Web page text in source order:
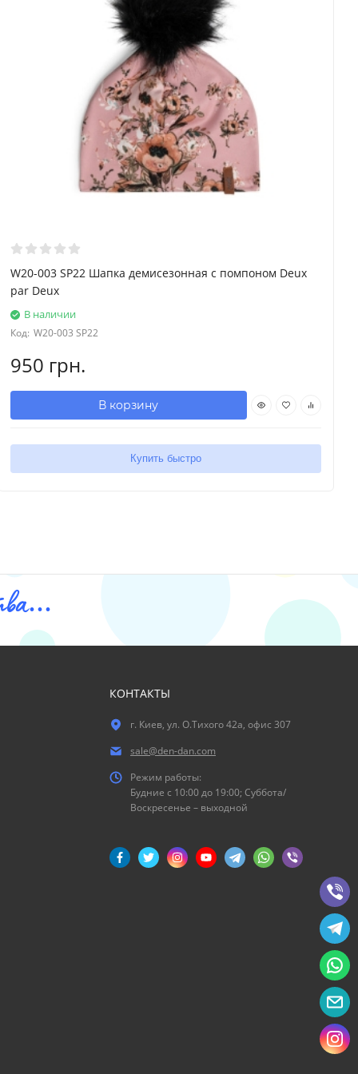
W20-003 SP22 Шапка демисезонная с помпоном Deux
par Deux
В наличии
Код: W20-003 SP22
950 грн.
В корзину
Купить быстро
КОНТАКТЫ
г. Киев, ул. О.Тихого 42а, офис 307
sale@den-dan.com
Режим работы:
Будние c 10:00 до 19:00; Суббота/
Воскресенье – выходной